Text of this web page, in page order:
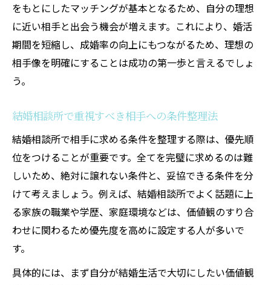
をもとにしたマッチングが基本となるため、自分の理想
に近い相手と出会う機会が増えます。これにより、婚活
期間を短縮し、成婚率の向上にもつながるため、理想の
相手像を明確にすることは成功の第一歩と言えるでしょ
う。
結婚相談所で重視すべき相手への条件整理法
結婚相談所で相手に求める条件を整理する際は、優先順
位をつけることが重要です。全てを完璧に求めるのは難
しいため、絶対に譲れない条件と、妥協できる条件を分
けて考えましょう。例えば、結婚相談所でよく話題に上
る家族の職業や学歴、家庭環境などは、価値観のすり合
わせに関わるため優先度を高めに設定する人が多いで
す。
具体的には、まず自分が結婚生活で大切にしたい価値観